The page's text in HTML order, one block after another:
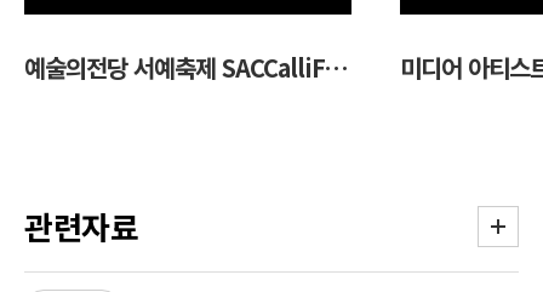
예술의전당 서예축제 SACCalliFe 2019
관련자료